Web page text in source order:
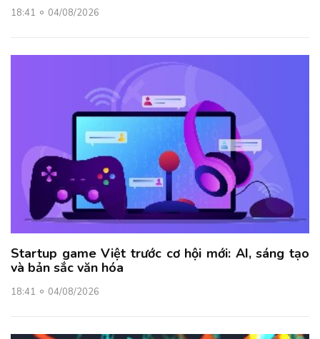
18:41 04/08/2026
Startup game Việt trước cơ hội mới: AI, sáng tạo
và bản sắc văn hóa
18:41 04/08/2026